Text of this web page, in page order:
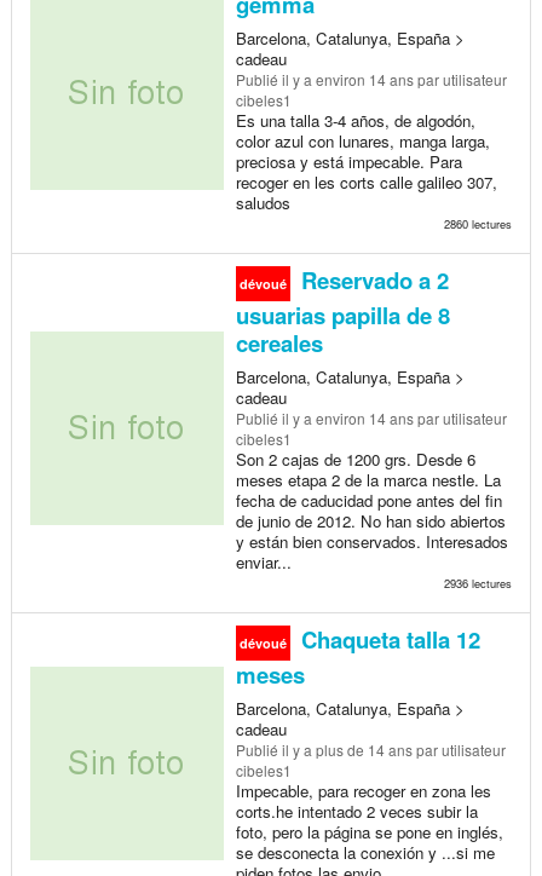
Barcelona, Catalunya, España >
cadeau
Publié il y a environ 14 anspar utilisateur
cibeles1
Es una talla 3-4 años, de algodón,
color azul con lunares, manga larga,
preciosa y está impecable. Para
recoger en les corts calle galileo 307,
saludos
2860 lectures
dévoué
Reservado a 2
usuarias papilla de 8
cereales
Barcelona, Catalunya, España >
cadeau
Publié il y a environ 14 anspar utilisateur
cibeles1
Son 2 cajas de 1200 grs. Desde 6
meses etapa 2 de la marca nestle. La
fecha de caducidad pone antes del fin
de junio de 2012. No han sido abiertos
y están bien conservados. Interesados
enviar...
2936 lectures
dévoué
Chaqueta talla 12
meses
Barcelona, Catalunya, España >
cadeau
Publié il y a plus de 14 anspar utilisateur
cibeles1
Impecable, para recoger en zona les
corts.he intentado 2 veces subir la
foto, pero la página se pone en inglés,
se desconecta la conexión y ...si me